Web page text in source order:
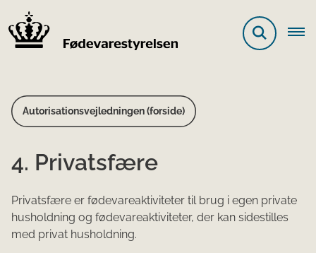
Autorisationsvejledningen (forside)
4. Privatsfære
Privatsfære er fødevareaktiviteter til brug i egen private
husholdning og fødevareaktiviteter, der kan sidestilles
med privat husholdning.